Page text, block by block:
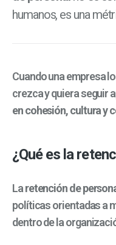
humanos, es una
Cuando una empresa
crezca y quiera seguir
en cohesión, cultura y
¿Qué es la
Laretención de
políticas orientadas a
dentro de la